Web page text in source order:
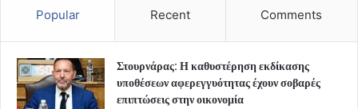
Popular Recent Comments
Στουρνάρας: Η καθυστέρηση εκδίκασης
υποθέσεων αφερεγγυότητας έχουν σοβαρές
επιπτώσεις στην οικονομία